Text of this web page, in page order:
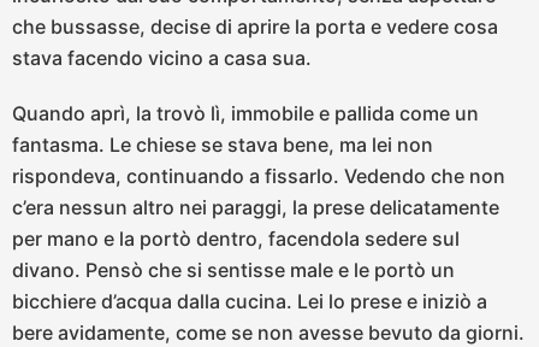
che bussasse, decise di aprire la porta e vedere cosa
stava facendo vicino a casa sua.
Quando aprì, la trovò lì, immobile e pallida come un
fantasma. Le chiese se stava bene, ma lei non
rispondeva, continuando a fissarlo. Vedendo che non
c’era nessun altro nei paraggi, la prese delicatamente
per mano e la portò dentro, facendola sedere sul
divano. Pensò che si sentisse male e le portò un
bicchiere d’acqua dalla cucina. Lei lo prese e iniziò a
bere avidamente, come se non avesse bevuto da giorni.